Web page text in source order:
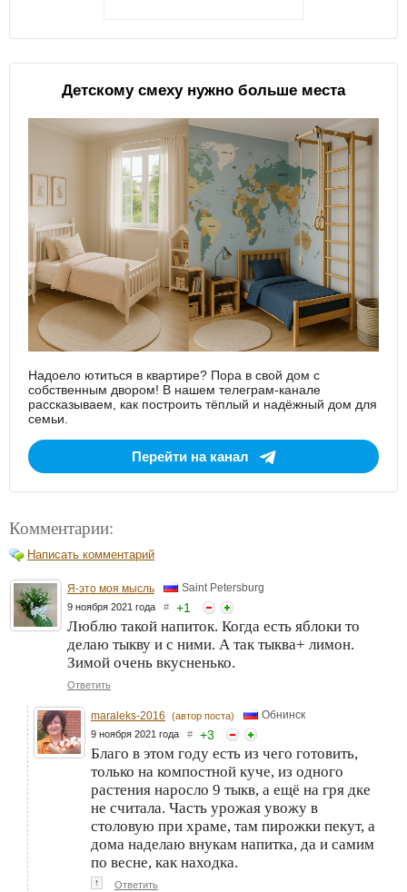
Детскому смеху нужно больше места
Надоело ютиться в квартире? Пора в свой дом с
собственным двором! В нашем телеграм-канале
рассказываем, как построить тёплый и надёжный дом для
семьи.
Перейти на канал
Комментарии:
Написать комментарий
Я-это моя мысль Saint Petersburg
9 ноября 2021 года # +1
Люблю такой напиток. Когда есть яблоки то
делаю тыкву и с ними. А так тыква+ лимон.
Зимой очень вкусненько.
Ответить
maraleks-2016 (автор поста) Обнинск
9 ноября 2021 года # +3
Благо в этом году есть из чего готовить,
только на компостной куче, из одного
растения наросло 9 тыкв, а ещё на гря дке
не считала. Часть урожая увожу в
столовую при храме, там пирожки пекут, а
дома наделаю внукам напитка, да и самим
по весне, как находка.
↑ Ответить